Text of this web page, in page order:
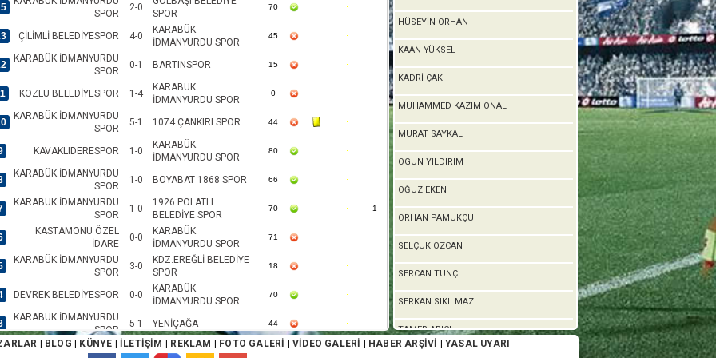
SPOR
2-0
SPOR
70
ÇİLİMLİ BELEDİYESPOR 4-0
KARABÜK
İDMANYURDU SPOR
45
KARABÜK İDMANYURDU
SPOR
0-1 BARTINSPOR 15
KOZLU BELEDİYESPOR 1-4
KARABÜK
İDMANYURDU SPOR
0
KARABÜK İDMANYURDU
SPOR
5-1 1074 ÇANKIRI SPOR 44
KAVAKLIDERESPOR 1-0
KARABÜK
İDMANYURDU SPOR
80
KARABÜK İDMANYURDU
SPOR
1-0 BOYABAT 1868 SPOR 66
KARABÜK İDMANYURDU
SPOR
1-0
1926 POLATLI
BELEDİYE SPOR
70 1
KASTAMONU ÖZEL
İDARE
0-0
KARABÜK
İDMANYURDU SPOR
71
KARABÜK İDMANYURDU
SPOR
3-0
KDZ.EREĞLİ BELEDİYE
SPOR
18
DEVREK BELEDİYESPOR 0-0
KARABÜK
İDMANYURDU SPOR
70
KARABÜK İDMANYURDU
SPOR
5-1 YENİÇAĞA 44
GÖLBAŞI BELEDİYE
1-1
KARABÜK
HÜSEYİN ORHAN
KAAN YÜKSEL
KADRİ ÇAKI
MUHAMMED KAZIM ÖNAL
MURAT SAYKAL
OGÜN YILDIRIM
OĞUZ EKEN
ORHAN PAMUKÇU
SELÇUK ÖZCAN
SERCAN TUNÇ
SERKAN SIKILMAZ
TAMER ARICI
BLOG KÜNYE İLETİŞİM REKLAM FOTO GALERİ VİDEO GALERİ HABER ARŞİVİ YASAL UYARI